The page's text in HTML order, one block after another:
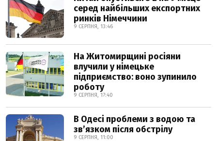
серед найбільших експортних
ринків Німеччини
9 СЕРПНЯ, 13:46
На Житомирщині росіяни
влучили у німецьке
підприємство: воно зупинило
роботу
9 СЕРПНЯ, 17:40
В Одесі проблеми з водою та
звʼязком після обстрілу
9 СЕРПНЯ, 11:00